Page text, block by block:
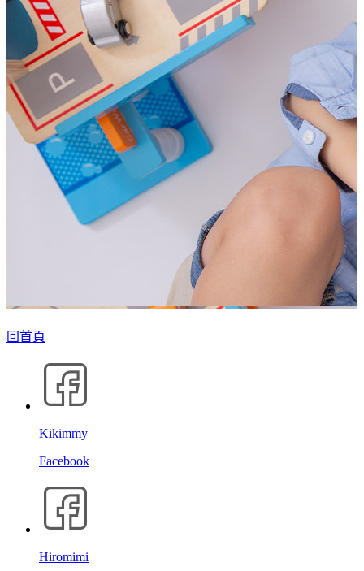
回首頁
Kikimmy
Facebook
Hiromimi